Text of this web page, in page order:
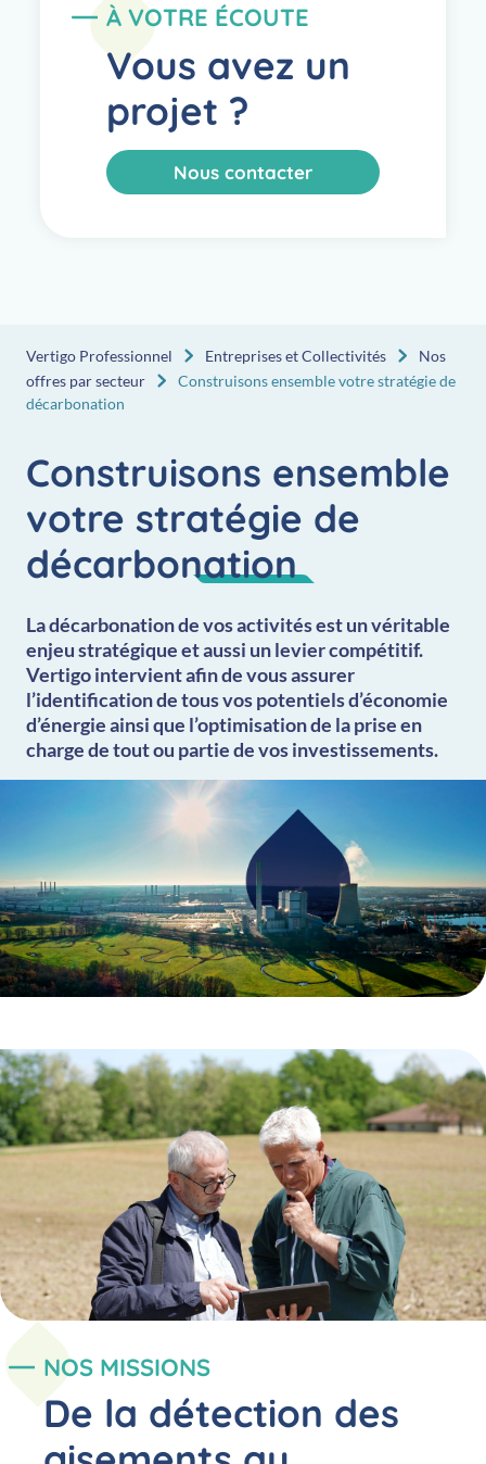
À VOTRE ÉCOUTE
Vous avez un
projet ?
Nous contacter
Vertigo Professionnel Entreprises et Collectivités
Nos
offres par secteur
Construisons ensemble votre stratégie de
décarbonation
Construisons ensemble
votre stratégie de
décarbonation
La décarbonation de vos activités est un véritable
enjeu stratégique et aussi un levier compétitif.
Vertigo intervient afin de vous assurer
l’identification de tous vos potentiels d’économie
d’énergie ainsi que l’optimisation de la prise en
charge de tout ou partie de vos investissements.
NOS MISSIONS
De la détection des